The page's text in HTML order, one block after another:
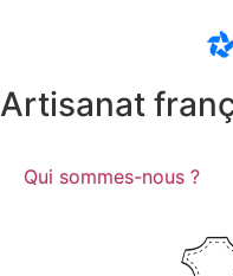
Artisanat
Qui sommes-nous ?